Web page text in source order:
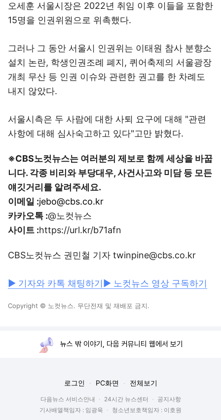
오세훈 서울시장은 2022년 취임 이후 이들을 포함한
15명을 인권위원으로 위촉했다.
그러나 그 동안 서울시 인권위는 이태원 참사 분향소
설치 논란, 학생인권조례 폐지, 퀴어축제의 서울광장
개최 무산 등 인권 이슈와 관련한 권고를 한 차례도
내지 않았다.
서울시측은 두 사람에 대한 사퇴 요구에 대해 "관련
사항에 대해 심사숙고하고 있다"고만 밝혔다.
※CBS노컷뉴스는 여러분의 제보로 함께 세상을 바꿉
니다. 각종 비리와 부당대우, 사건사고와 미담 등 모든
얘깃거리를 알려주세요.
이메일 :jebo@cbs.co.kr
카카오톡 :@노컷뉴스
사이트 :https://url.kr/b71afn
CBS노컷뉴스 권민철 기자 twinpine@cbs.co.kr
▶ 기자와 카톡 채팅하기 ▶ 노컷뉴스 영상 구독하기
Copyright © 노컷뉴스. 무단전재 및 재배포 금지.
뉴스 밖 이야기, 다음 커뮤니티 웹에서 보기
로그인 PC화면 전체보기
다음뉴스 서비스안내 24시간 뉴스센터
공지사항
기사배열책임자 : 임광욱
청소년보호책임자 : 이호원